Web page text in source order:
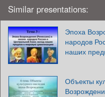
Similar presentations:
Эпоха
народов
наших
Объекты